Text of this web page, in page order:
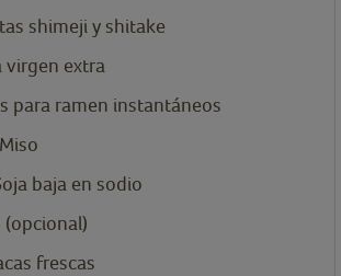
shimeji y shitake
virgen extra
para ramen instantáneos
Miso
baja en sodio
(opcional)
frescas